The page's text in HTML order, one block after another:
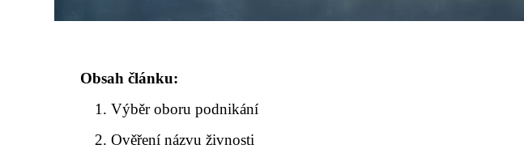
Obsah článku:
Výběr oboru podnikání
Ověření názvu živnosti